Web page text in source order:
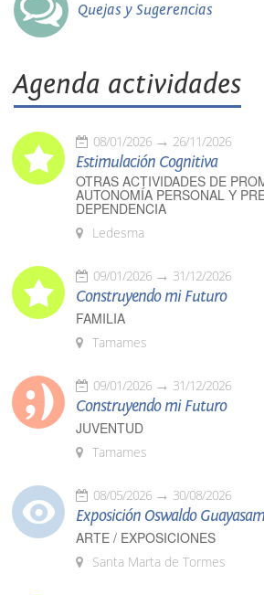
Quejas y Sugerencias
Agenda actividades
08/01/2026 26/11/2026
Estimulación Cognitiva
OTRAS ACTIVIDADES DE
AUTONOMÍA PERSONAL Y
DEPENDENCIA
Ledesma
09/01/2026 31/12/2026
Construyendo mi Futuro
FAMILIA
Tamames
09/01/2026 31/12/2026
Construyendo mi Futuro
JUVENTUD
Tamames
08/05/2026 30/08/2026
Exposición Oswaldo
ARTE / EXPOSICIONES
Santa Marta de Tormes